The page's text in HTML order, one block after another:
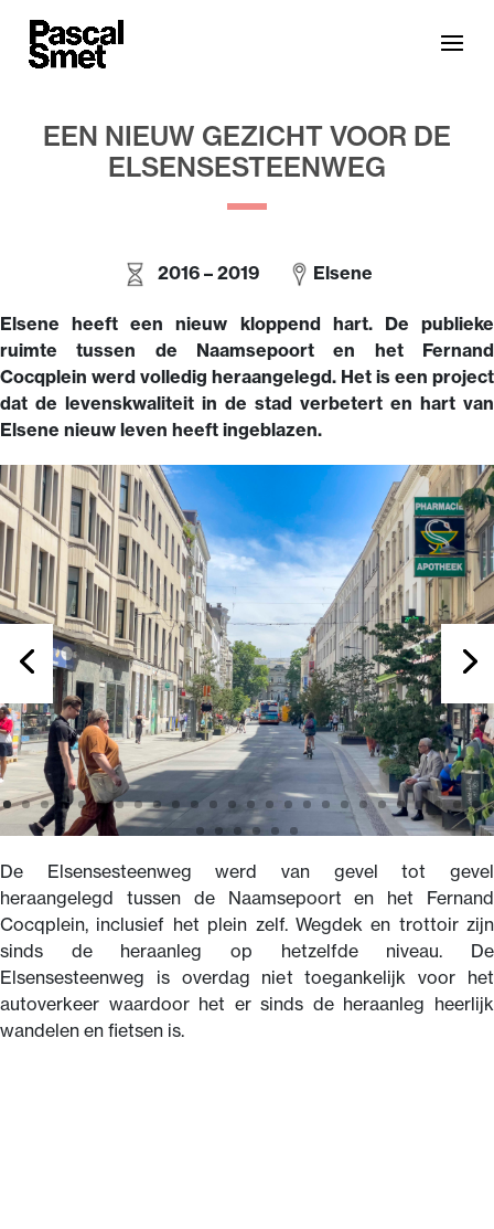
EEN NIEUW GEZICHT VOOR DE
ELSENSESTEENWEG
2016 – 2019 Elsene
Elsene heeft een nieuw kloppend hart. De publieke
ruimte tussen de Naamsepoort en het Fernand
Cocqplein werd volledig heraangelegd. Het is een project
dat de levenskwaliteit in de stad verbetert en hart van
Elsene nieuw leven heeft ingeblazen.
De Elsensesteenweg werd van gevel tot gevel
heraangelegd tussen de Naamsepoort en het Fernand
Cocqplein, inclusief het plein zelf. Wegdek en trottoir zijn
sinds de heraanleg op hetzelfde niveau. De
Elsensesteenweg is overdag niet toegankelijk voor het
autoverkeer waardoor het er sinds de heraanleg heerlijk
wandelen en fietsen is.